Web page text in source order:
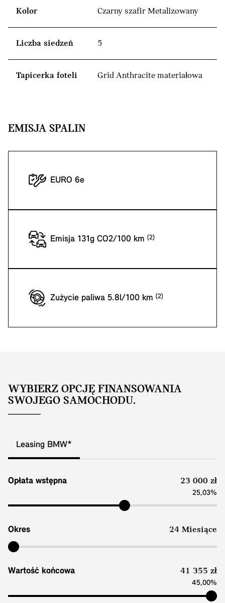
Kolor Czarny szafir Metalizowany
Liczba siedzeń 5
Tapicerka foteli Grid Anthracite materiałowa
EMISJA SPALIN
EURO 6e
Emisja 131g CO2/100 km
Zużycie paliwa 5.8l/100 km
WYBIERZ OPCJĘ FINANSOWANIA
SWOJEGO SAMOCHODU.
Leasing BMW*
Opłata wstępna 23 000 zł
25,03%
Okres 24 Miesiące
Wartość końcowa 41 355 zł
45,00%